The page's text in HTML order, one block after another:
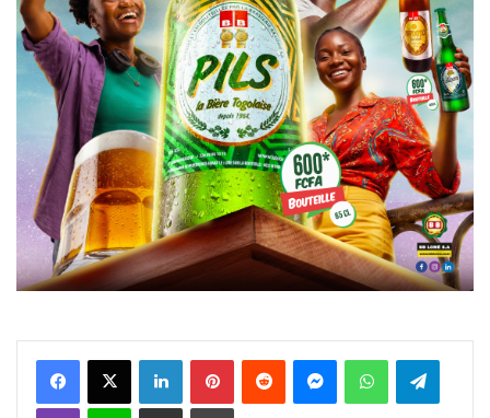
FacebookX Linkedin PinterestReddit MessengerWhatsAppTelegram
Viber Ligne Partager par email Imprimer